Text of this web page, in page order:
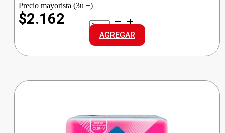
Precio mayorista (3u +)
$2.162
NOSOTRAS
TOALLA
NATURAL
PLUS
cantidad
AGREGAR